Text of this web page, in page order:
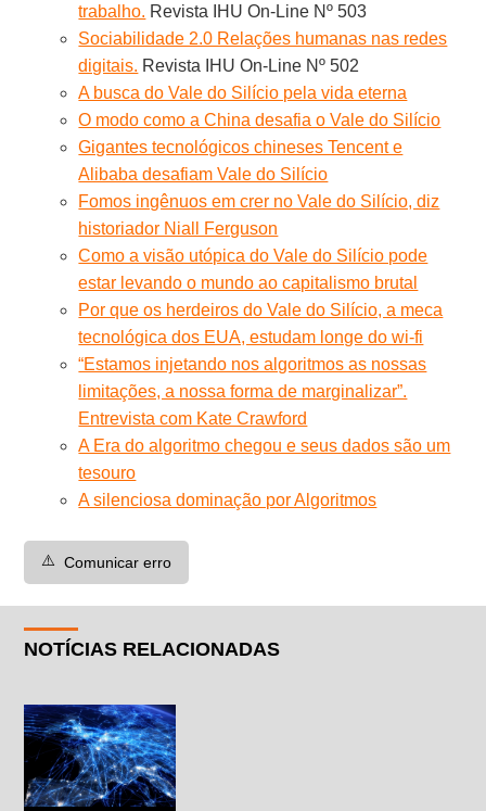
trabalho. Revista IHU On-Line Nº 503
Sociabilidade 2.0 Relações humanas nas redes
digitais. Revista IHU On-Line Nº 502
A busca do Vale do Silício pela vida eterna
O modo como a China desafia o Vale do Silício
Gigantes tecnológicos chineses Tencent e
Alibaba desafiam Vale do Silício
Fomos ingênuos em crer no Vale do Silício, diz
historiador Niall Ferguson
Como a visão utópica do Vale do Silício pode
estar levando o mundo ao capitalismo brutal
Por que os herdeiros do Vale do Silício, a meca
tecnológica dos EUA, estudam longe do wi-fi
“Estamos injetando nos algoritmos as nossas
limitações, a nossa forma de marginalizar”.
Entrevista com Kate Crawford
A Era do algoritmo chegou e seus dados são um
tesouro
A silenciosa dominação por Algoritmos
⚠️ Comunicar erro
NOTÍCIAS RELACIONADAS